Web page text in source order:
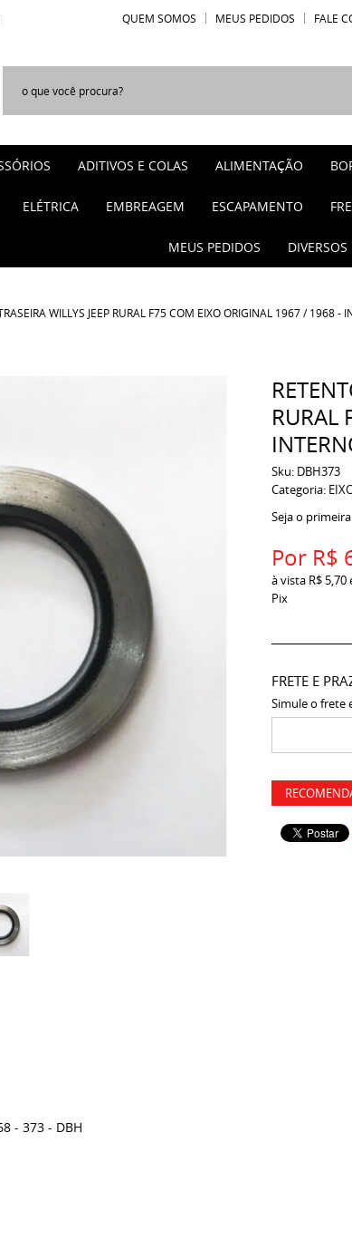
QUEM SOMOS MEUS PEDIDOS FALE
ADITIVOS E COLAS ALIMENTAÇÃO
ELÉTRICA EMBREAGEM ESCAPAMENTO
MEUS PEDIDOS DIVERSOS
WILLYS JEEP RURAL F75 COM EIXO ORIGINAL 1967 / 1968 -
RURAL
Sku: DBH373
Categoria:
Seja o
Por R$
à vista R$ 5,70
Pix
FRETE E
Simule o frete
- 373 - DBH